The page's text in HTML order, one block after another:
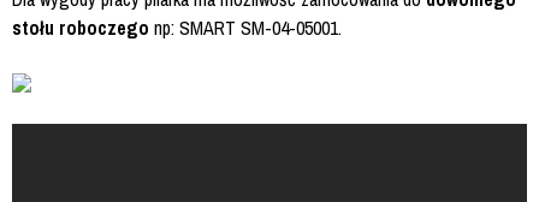
stołu roboczego np: SMART SM-04-05001.